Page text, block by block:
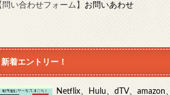
問い合わせフォーム】 お問いあわせ
新着エントリー！
Netflix、Hulu、dTV、amazon、